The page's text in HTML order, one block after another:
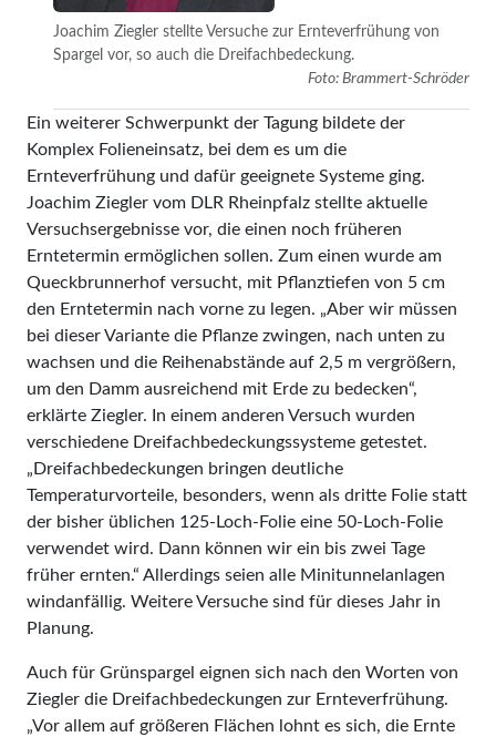
Joachim Ziegler stellte Versuche zur Ernteverfrühung von
Spargel vor, so auch die Dreifachbedeckung.
Foto: Brammert-Schröder
Ein weiterer Schwerpunkt der Tagung bildete der
Komplex Folieneinsatz, bei dem es um die
Ernteverfrühung und dafür geeignete Systeme ging.
Joachim Ziegler vom DLR Rheinpfalz stellte aktuelle
Versuchsergebnisse vor, die einen noch früheren
Erntetermin ermöglichen sollen. Zum einen wurde am
Queckbrunnerhof versucht, mit Pflanztiefen von 5 cm
den Erntetermin nach vorne zu legen. „Aber wir müssen
bei dieser Variante die Pflanze zwingen, nach unten zu
wachsen und die Reihenabstände auf 2,5 m vergrößern,
um den Damm ausreichend mit Erde zu bedecken“,
erklärte Ziegler. In einem anderen Versuch wurden
verschiedene Dreifachbedeckungssysteme getestet.
„Dreifachbedeckungen bringen deutliche
Temperaturvorteile, besonders, wenn als dritte Folie statt
der bisher üblichen 125-Loch-Folie eine 50-Loch-Folie
verwendet wird. Dann können wir ein bis zwei Tage
früher ernten.“ Allerdings seien alle Minitunnelanlagen
windanfällig. Weitere Versuche sind für dieses Jahr in
Planung.
Auch für Grünspargel eignen sich nach den Worten von
Ziegler die Dreifachbedeckungen zur Ernteverfrühung.
„Vor allem auf größeren Flächen lohnt es sich, die Ernte